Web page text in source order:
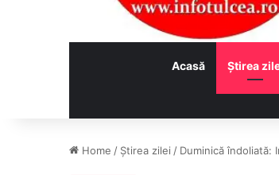
Acasă Ştirea
Home / Ştirea zilei / Duminică